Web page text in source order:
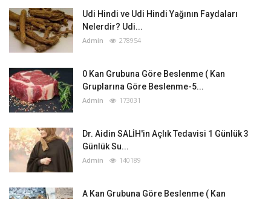
Udi Hindi ve Udi Hindi Yağının Faydaları
Nelerdir? Udi...
Admin 278954
0 Kan Grubuna Göre Beslenme ( Kan
Gruplarına Göre Beslenme-5...
Admin 173031
Dr. Aidin SALİH'in Açlık Tedavisi 1 Günlük 3
Günlük Su...
Admin 140189
A Kan Grubuna Göre Beslenme ( Kan